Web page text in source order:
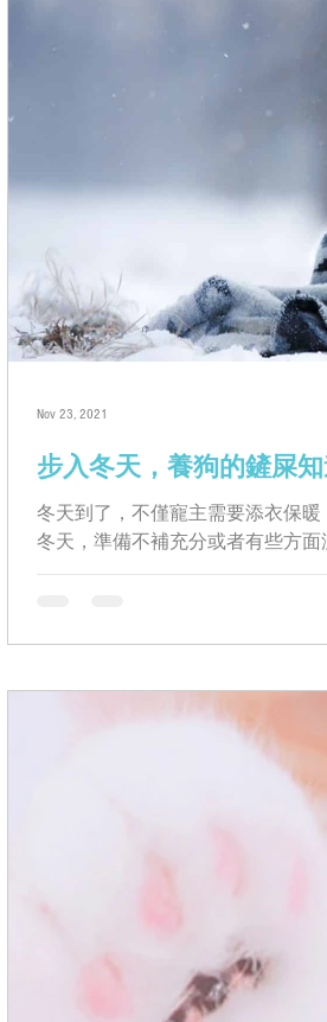
步入冬天，養狗的鏟屎
冬天到了，不僅寵主需要添衣保
冬天，準備不補充分或者有些方面
Nov 23, 2021